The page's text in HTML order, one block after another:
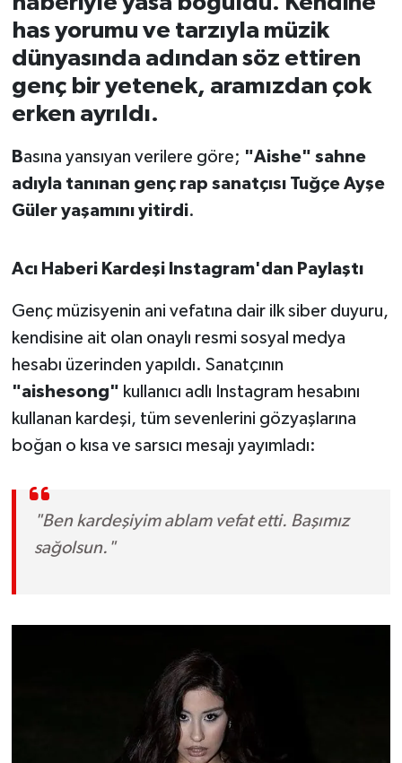
has yorumu ve tarzıyla müzik
dünyasında adından söz ettiren
genç bir yetenek, aramızdan çok
erken ayrıldı.
Basına yansıyan verilere göre; "Aishe" sahne
adıyla tanınan genç rap sanatçısı Tuğçe Ayşe
Güler yaşamını yitirdi.
Acı Haberi Kardeşi Instagram'dan Paylaştı
Genç müzisyenin ani vefatına dair ilk siber duyuru,
kendisine ait olan onaylı resmi sosyal medya
hesabı üzerinden yapıldı. Sanatçının
"aishesong" kullanıcı adlı Instagram hesabını
kullanan kardeşi, tüm sevenlerini gözyaşlarına
boğan o kısa ve sarsıcı mesajı yayımladı:
"Ben kardeşiyim ablam vefat etti. Başımız
sağolsun."
İvrindi
KENT GÜNDEMİ
KÜLTÜR-SANAT
MAGAZİN
MANŞET
Manyas
OLAY
Resmi İlanlar
SAĞLIK
Savaştepe